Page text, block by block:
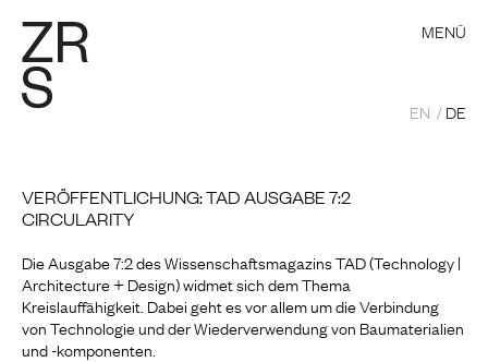
MENÜ
EN DE
VERÖFFENTLICHUNG: TAD AUSGABE 7:2
CIRCULARITY
Die Ausgabe 7:2 des Wissenschaftsmagazins TAD (Technology |
Architecture + Design) widmet sich dem Thema
Kreislauffähigkeit. Dabei geht es vor allem um die Verbindung
von Technologie und der Wiederverwendung von Baumaterialien
und -komponenten.